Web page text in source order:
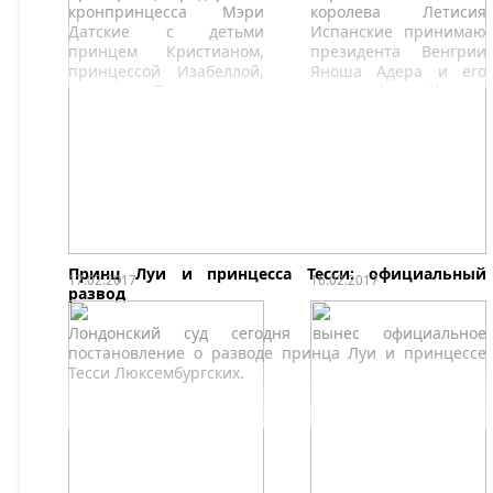
кронпринцесса Мэри
Датские с детьми
принцем Кристианом,
принцессой Изабеллой,
принцем Винсентом и
королева Летисия
Испанские принимаю
президента Венгрии
Яноша Адера и его
супругу Аниту Херцег.
Принц Луи и принцесса Тесси: официальный
развод
Лондонский суд сегодня вынес официальное
постановление о разводе принца Луи и принцессе
Тесси Люксембургских.
17.02.2017 16.02.2017